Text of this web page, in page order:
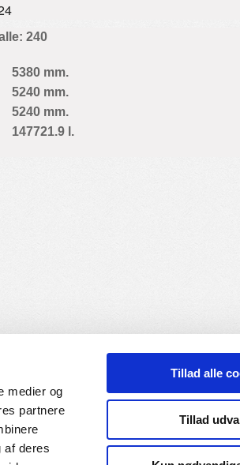
medier og
partnere
af deres
Tillad alle
Tillad
240
5380 mm.
5240 mm.
5240 mm.
147721.9 l.